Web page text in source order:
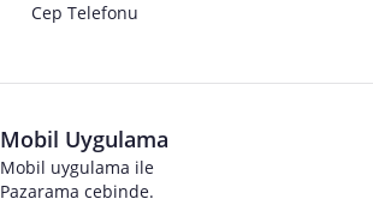
Cep Telefonu
Mobil Uygulama
Mobil uygulama ile
Pazarama cebinde.